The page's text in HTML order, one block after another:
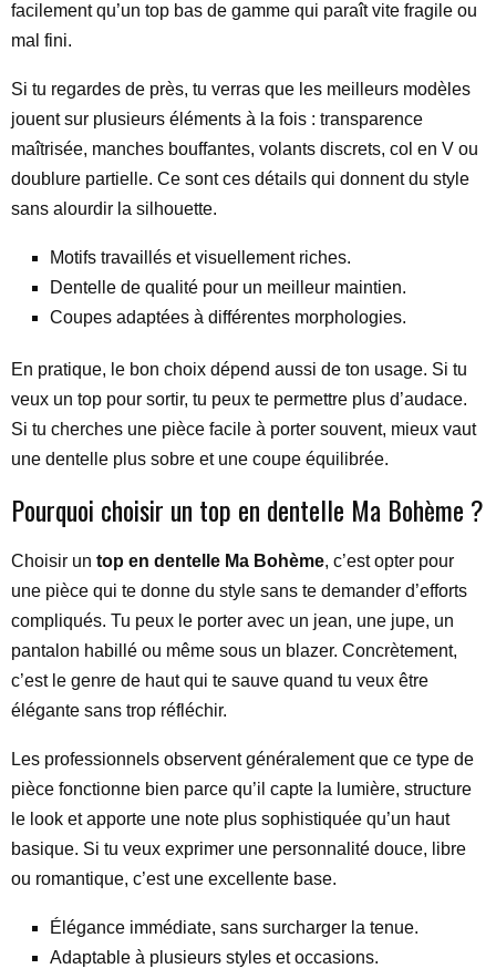
facilement qu’un top bas de gamme qui paraît vite fragile ou
mal fini.
Si tu regardes de près, tu verras que les meilleurs modèles
jouent sur plusieurs éléments à la fois : transparence
maîtrisée, manches bouffantes, volants discrets, col en V ou
doublure partielle. Ce sont ces détails qui donnent du style
sans alourdir la silhouette.
Motifs travaillés et visuellement riches.
Dentelle de qualité pour un meilleur maintien.
Coupes adaptées à différentes morphologies.
En pratique, le bon choix dépend aussi de ton usage. Si tu
veux un top pour sortir, tu peux te permettre plus d’audace.
Si tu cherches une pièce facile à porter souvent, mieux vaut
une dentelle plus sobre et une coupe équilibrée.
Pourquoi choisir un top en dentelle Ma Bohème ?
Choisir un top en dentelle Ma Bohème, c’est opter pour
une pièce qui te donne du style sans te demander d’efforts
compliqués. Tu peux le porter avec un jean, une jupe, un
pantalon habillé ou même sous un blazer. Concrètement,
c’est le genre de haut qui te sauve quand tu veux être
élégante sans trop réfléchir.
Les professionnels observent généralement que ce type de
pièce fonctionne bien parce qu’il capte la lumière, structure
le look et apporte une note plus sophistiquée qu’un haut
basique. Si tu veux exprimer une personnalité douce, libre
ou romantique, c’est une excellente base.
Élégance immédiate, sans surcharger la tenue.
Adaptable à plusieurs styles et occasions.